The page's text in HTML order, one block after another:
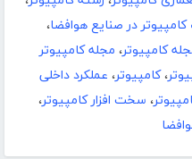
در صنایع هوافضا،
کامپیوتر، مجله کامپیوتر
،کامپیوتر، عملکرد داخلی
، سخت افزار کامپیوتر،